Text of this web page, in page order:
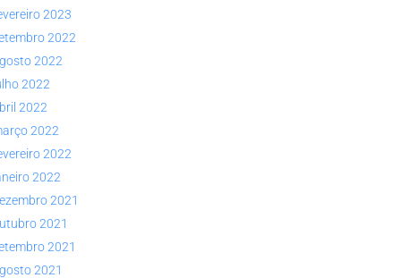
2023
2022
2022
2022
2022
2022
2022
2022
2021
2021
2021
2021